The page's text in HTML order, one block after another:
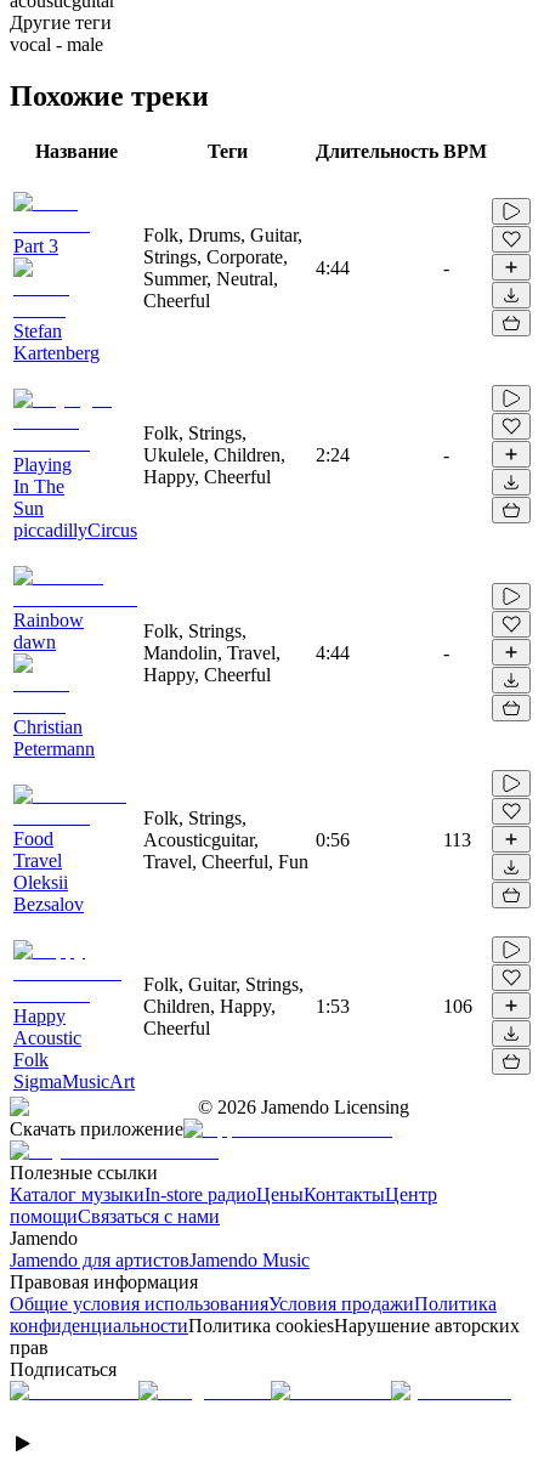
Другие теги
vocal - male
Похожие треки
Название Теги Длительность BPM
Part 3
Stefan
Kartenberg
Folk, Drums, Guitar,
Strings, Corporate,
Summer, Neutral,
Cheerful
4:44 -
Playing
In The
Sun
piccadillyCircus
Folk, Strings,
Ukulele, Children,
Happy, Cheerful
2:24 -
Rainbow
dawn
Christian
Petermann
Folk, Strings,
Mandolin, Travel,
Happy, Cheerful
4:44 -
Food
Travel
Oleksii
Bezsalov
Folk, Strings,
Acousticguitar,
Travel, Cheerful, Fun
0:56 113
Happy
Acoustic
Folk
SigmaMusicArt
Folk, Guitar, Strings,
Children, Happy,
Cheerful
1:53 106
© 2026 Jamendo Licensing
Скачать приложение
Полезные ссылки
Каталог музыкиIn-store радиоЦеныКонтактыЦентр
помощиСвязаться с нами
Jamendo
Jamendo для артистовJamendo Music
Правовая информация
Общие условия использованияУсловия продажиПолитика
конфиденциальностиПолитика cookiesНарушение авторских
прав
Подписаться